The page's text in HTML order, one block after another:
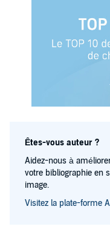
Êtes-vous auteur ?
Aidez-nous à
votre bibliographie en
image.
Visitez la plate-forme